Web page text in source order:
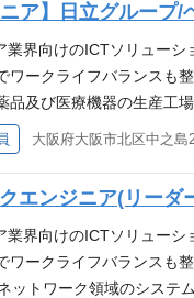
をお持ちの方 ○製薬企業
知識をお持ちの方 アピ
保守まで、一気通貫した
ア】日立グループ/
業界向けのICTソリュー
ワークライフバランスも
品及び医療機器の生産工
任せします。まずは、医
医療機器業界に特化した
守のご経験をお持ちの方
グループ企業の一員とし
ションサービスを提供し
大阪府大阪市北区中之島
エンジニア(リー
業界向けのICTソリュー
ワークライフバランスも
ットワーク領域のシステ